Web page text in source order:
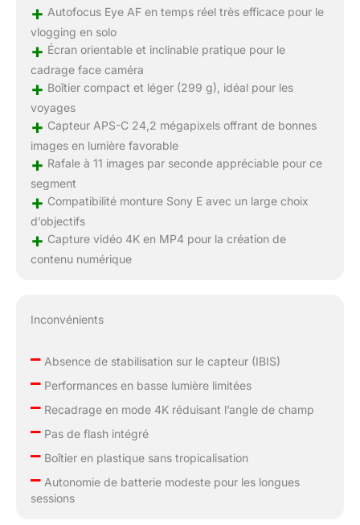
ajouter une bonnette
un microphone externe
la griffe multi-interface
Sony, pour des
professionnels pour les
vidéos et les diffusions
en direct. PARTAGEZ
AUTOUR DE VOUS
stable des images,
vous pouvez
l'appareil photo peut
être converti en une
qualité. Connexion à
Téléchargez
l'application Sony
Creators depuis l'App
+ Autofocus Eye AF en temps réel très efficace pour le
vlogging en solo
+ Écran orientable et inclinable pratique pour le
cadrage face caméra
+ Boîtier compact et léger (299 g), idéal pour les
voyages
+ Capteur APS-C 24,2 mégapixels offrant de bonnes
images en lumière favorable
+ Rafale à 11 images par seconde appréciable pour ce
segment
+ Compatibilité monture Sony E avec un large choix
d’objectifs
+ Capture vidéo 4K en MP4 pour la création de
contenu numérique
Inconvénients
–Absence de stabilisation sur le capteur (IBIS)
–Performances en basse lumière limitées
–Recadrage en mode 4K réduisant l’angle de champ
–Pas de flash intégré
–Boîtier en plastique sans tropicalisation
–Autonomie de batterie modeste pour les longues
sessions